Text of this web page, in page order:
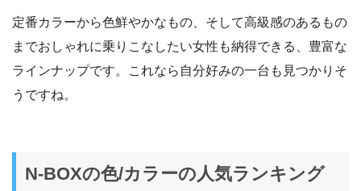
定番カラーから色鮮やかなもの、そして高級感のあるもの
までおしゃれに乗りこなしたい女性も納得できる、豊富な
ラインナップです。これなら自分好みの一台も見つかりそ
うですね。
N-BOXの色/カラーの人気ランキング